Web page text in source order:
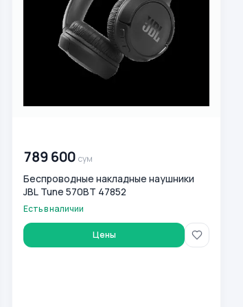
789 600 сум
Беспроводные накладные наушники
JBL Tune 570BT 47852
Есть в наличии
Цены